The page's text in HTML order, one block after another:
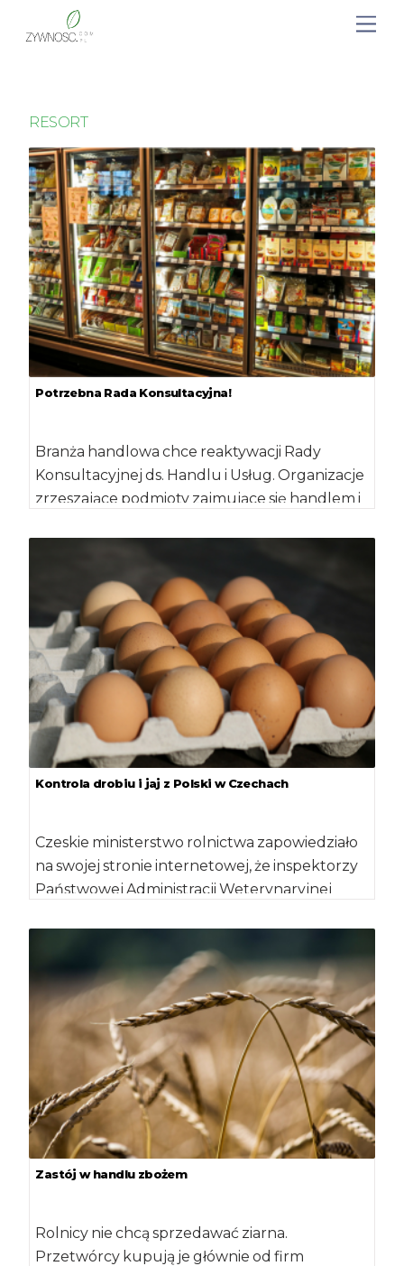
RESORT
Potrzebna Rada Konsultacyjna!
Branża handlowa chce reaktywacji Rady
Konsultacyjnej ds. Handlu i Usług. Organizacje
zrzeszające podmioty zajmujące się handlem i
Kontrola drobiu i jaj z Polski w Czechach
Czeskie ministerstwo rolnictwa zapowiedziało
na swojej stronie internetowej, że inspektorzy
Państwowej Administracji Weterynaryjnej
Zastój w handlu zbożem
Rolnicy nie chcą sprzedawać ziarna.
Przetwórcy kupują je głównie od firm